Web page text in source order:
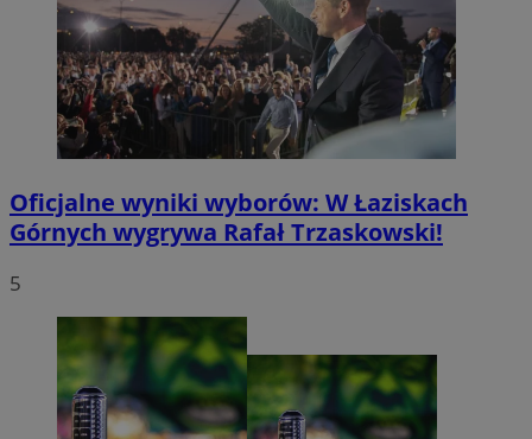
Oficjalne wyniki wyborów: W Łaziskach
Górnych wygrywa Rafał Trzaskowski!
5